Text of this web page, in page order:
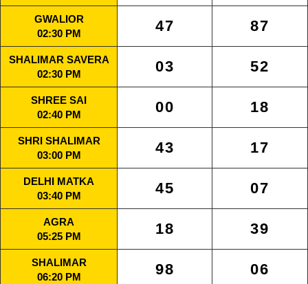
GWALIOR
02:30 PM
47 87
SHALIMAR SAVERA
02:30 PM
03 52
SHREE SAI
02:40 PM
00 18
SHRI SHALIMAR
03:00 PM
43 17
DELHI MATKA
03:40 PM
45 07
AGRA
05:25 PM
18 39
SHALIMAR
06:20 PM
98 06